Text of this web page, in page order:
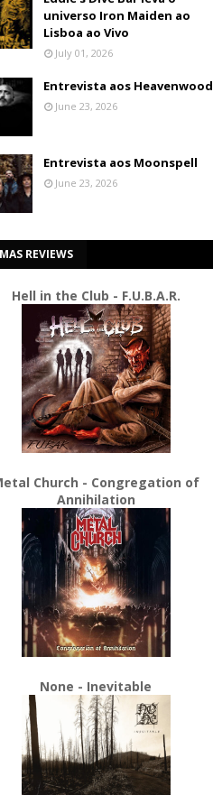
universo Iron Maiden ao
Lisboa ao Vivo
July 01, 2026
Entrevista aos Heavenwood
June 23, 2026
Entrevista aos Moonspell
June 23, 2026
REVIEWS
Hell in the Club - F.U.B.A.R.
Church - Congregation of
Annihilation
None - Inevitable